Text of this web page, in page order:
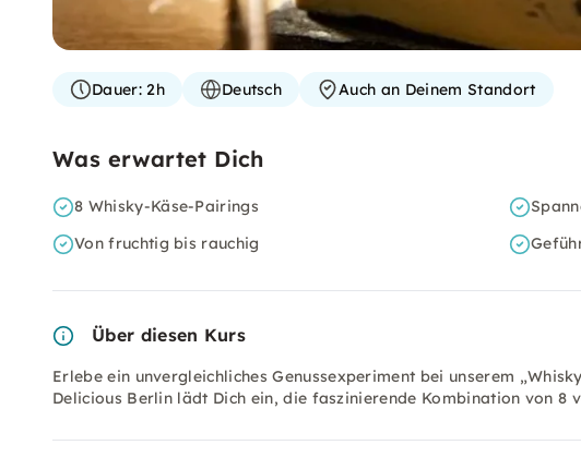
Dauer:2h Deutsch Auch an Deinem Standort
Was erwartet Dich
8 Whisky-Käse-Pairings
Von fruchtig bis rauchig
Über diesen Kurs
Erlebe ein unvergleichliches Genussexperiment bei unserem
Delicious Berlin lädt Dich ein, die faszinierende Kombination von 8